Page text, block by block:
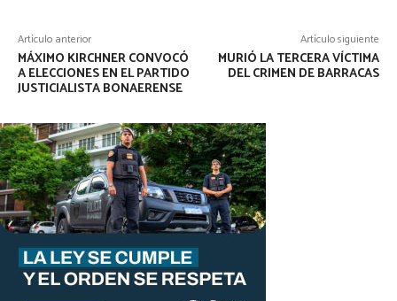
Artículo anterior
MÁXIMO KIRCHNER CONVOCÓ
A ELECCIONES EN EL PARTIDO
JUSTICIALISTA BONAERENSE
Artículo siguiente
MURIÓ LA TERCERA VÍCTIMA
DEL CRIMEN DE BARRACAS